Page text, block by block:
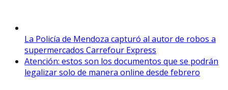
La Policía de Mendoza capturó al autor de robos a
supermercados Carrefour Express
Atención: estos son los documentos que se podrán
legalizar solo de manera online desde febrero